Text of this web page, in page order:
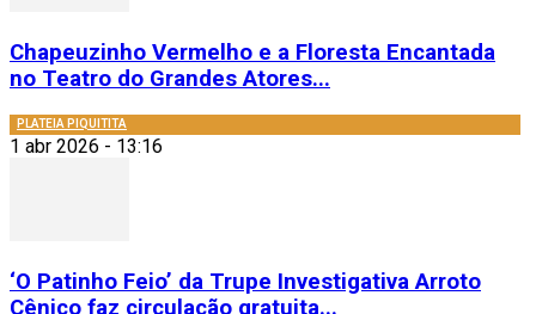
Chapeuzinho Vermelho e a Floresta Encantada
no Teatro do Grandes Atores...
PLATEIA PIQUITITA
1 abr 2026 - 13:16
‘O Patinho Feio’ da Trupe Investigativa Arroto
Cênico faz circulação gratuita...